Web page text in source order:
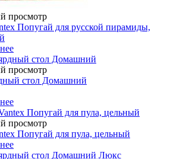
просмотр
Попугай для русской пирамиды,
просмотр
стол Домашний
просмотр
Попугай для пула, цельный